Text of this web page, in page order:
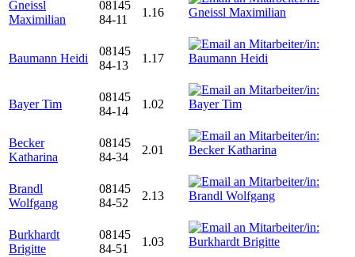
Gneissl
Maximilian
08145
84-11
1.16
Baumann Heidi
08145
84-13
1.17
Bayer Tim
08145
84-14
1.02
Becker
Katharina
08145
84-34
2.01
Brandl
Wolfgang
08145
84-52
2.13
Burkhardt
Brigitte
08145
84-51
1.03